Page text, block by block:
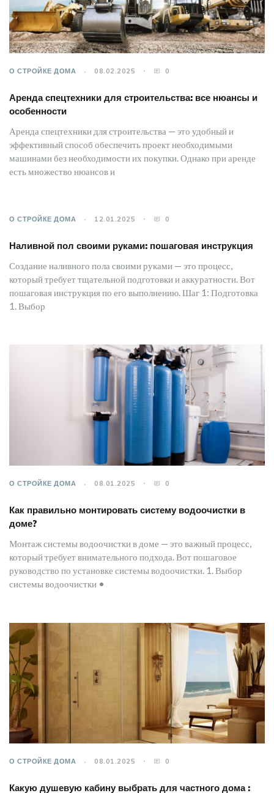
О СТРОЙКЕ ДОМА 08.02.2025 0
Аренда спецтехники для строительства: все нюансы и
особенности
Аренда спецтехники для строительства — это удобный и
эффективный способ обеспечить проект необходимыми
машинами без необходимости их покупки. Однако при аренде
есть множество нюансов и
О СТРОЙКЕ ДОМА 12.01.2025 0
Наливной пол своими руками: пошаговая инструкция
Создание наливного пола своими руками — это процесс,
который требует тщательной подготовки и аккуратности. Вот
пошаговая инструкция по его выполнению. Шаг 1: Подготовка
1. Выбор
О СТРОЙКЕ ДОМА 08.01.2025 0
Как правильно монтировать систему водоочистки в
доме?
Монтаж системы водоочистки в доме — это важный процесс,
который требует внимательного подхода. Вот пошаговое
руководство по установке системы водоочистки. 1. Выбор
системы водоочистки •
О СТРОЙКЕ ДОМА 08.01.2025 0
Какую душевую кабину выбрать для частного дома :